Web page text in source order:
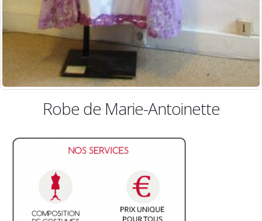
Robe de Marie-Antoinette